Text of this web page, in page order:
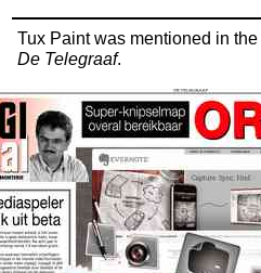
Tux Paint was mentioned in
De Telegraaf.